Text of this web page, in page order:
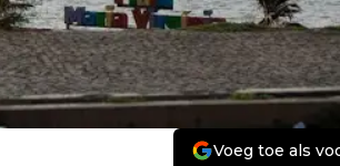
Voeg toe als